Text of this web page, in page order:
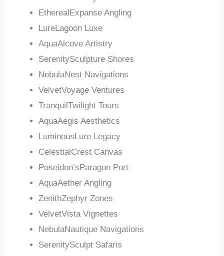
EtherealExpanse Angling
LureLagoon Luxe
AquaAlcove Artistry
SerenitySculpture Shores
NebulaNest Navigations
VelvetVoyage Ventures
TranquilTwilight Tours
AquaAegis Aesthetics
LuminousLure Legacy
CelestialCrest Canvas
Poseidon’sParagon Port
AquaAether Angling
ZenithZephyr Zones
VelvetVista Vignettes
NebulaNautique Navigations
SerenitySculpt Safaris